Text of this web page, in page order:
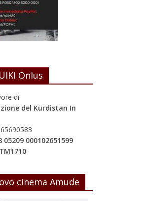
Onlus
di
del Kurdistan In
05209 000102651599
cinema Amude